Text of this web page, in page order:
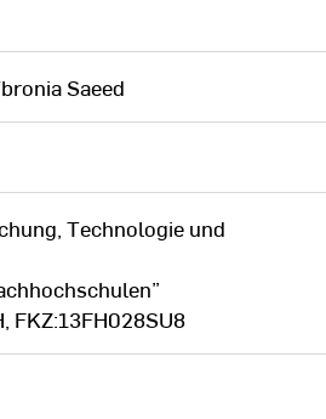
Saeed
Technologie und
FKZ:13FH028SU8